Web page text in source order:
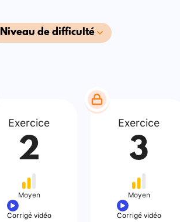
Niveau de difficulté
Exercice
2
Moyen
Corrigé vidéo
Exercice
3
Moyen
Corrigé vidéo